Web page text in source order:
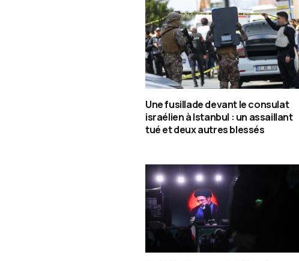
Une fusillade devant le consulat
israélien à Istanbul : un assaillant
tué et deux autres blessés